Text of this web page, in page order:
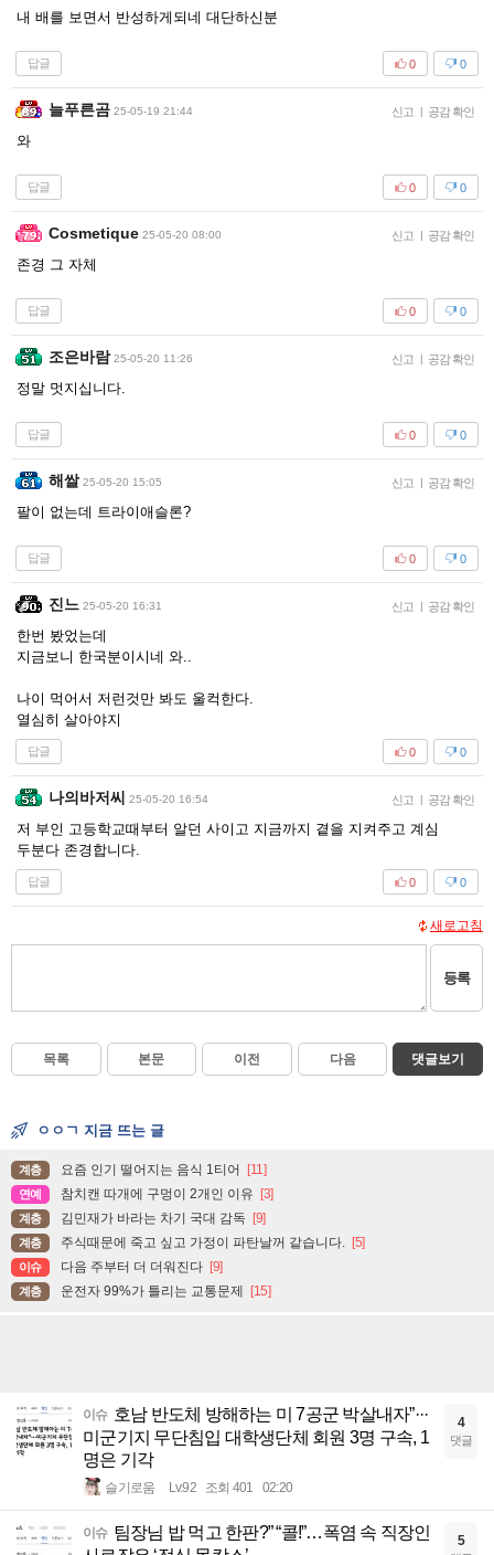
내 배를 보면서 반성하게되네 대단하신분
답글 0
0
늘푸른곰 25-05-19 21:44 신고 공감 확인
와
답글 0
0
Cosmetique 25-05-20 08:00 신고 공감 확인
존경 그 자체
답글 0
0
조은바람 25-05-20 11:26 신고 공감 확인
정말 멋지십니다.
답글 0
0
해쌀 25-05-20 15:05 신고 공감 확인
팔이 없는데 트라이애슬론?
답글 0
0
진느 25-05-20 16:31 신고 공감 확인
한번 봤었는데
지금보니 한국분이시네 와..
나이 먹어서 저런것만 봐도 울컥한다.
열심히 살아야지
답글 0
0
나의바저씨 25-05-20 16:54 신고 공감 확인
저 부인 고등학교때부터 알던 사이고 지금까지 곁을 지켜주고 계심
두분다 존경합니다.
답글 0
0
새로고침
등록
목록 본문 이전 다음 댓글보기
ㅇㅇㄱ 지금 뜨는 글
계층 요즘 인기 떨어지는 음식 1티어 [11]
연예 참치캔 따개에 구멍이 2개인 이유 [3]
계층 김민재가 바라는 차기 국대 감독 [9]
계층 주식때문에 죽고 싶고 가정이 파탄날꺼 같습니다. [5]
이슈 다음 주부터 더 더워진다 [9]
계층 운전자 99%가 틀리는 교통문제 [15]
이슈 호남 반도체 방해하는 미 7공군 박살내자”···
미군기지 무단침입 대학생단체 회원 3명 구속, 1
명은 기각
슬기로움 Lv.92 조회 401 02:20
4
댓글
이슈 팀장님 밥 먹고 한판?” “콜!”…폭염 속 직장인
5